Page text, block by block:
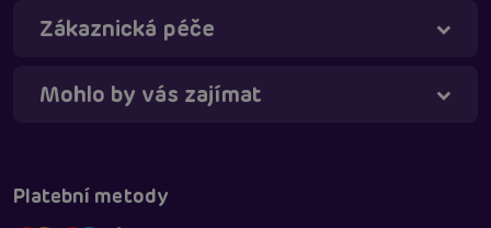
Zákaznická péče
Mohlo by vás zajímat
Platební metody